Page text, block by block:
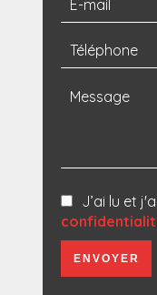
J’ai lu et
ENVOYER